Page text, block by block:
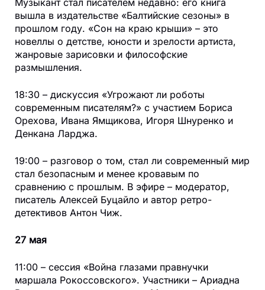
Музыкант стал писателем недавно: его книга
вышла в издательстве «Балтийские сезоны» в
прошлом году. «Сон на краю крыши» – это
новеллы о детстве, юности и зрелости артиста,
жанровые зарисовки и философские
размышления.
18:30 – дискуссия «Угрожают ли роботы
современным писателям?» с участием Бориса
Орехова, Ивана Ямщикова, Игоря Шнуренко и
Денкана Ларджа.
19:00 – разговор о том, стал ли современный мир
стал безопасным и менее кровавым по
сравнению с прошлым. В эфире – модератор,
писатель Алексей Буцайло и автор ретро-
детективов Антон Чиж.
27 мая
11:00 – сессия «Война глазами правнучки
маршала Рокоссовского». Участники – Ариадна